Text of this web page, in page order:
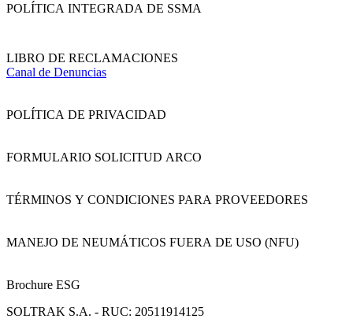
POLÍTICA INTEGRADA DE SSMA
LIBRO DE RECLAMACIONES
Canal de Denuncias
POLÍTICA DE PRIVACIDAD
FORMULARIO SOLICITUD ARCO
TÉRMINOS Y CONDICIONES PARA PROVEEDORES
MANEJO DE NEUMÁTICOS FUERA DE USO (NFU)
Brochure ESG
SOLTRAK S.A. - RUC: 20511914125